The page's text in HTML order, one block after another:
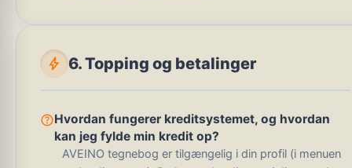
bolt 6. Topping og betalinger
help_outlineHvordan fungerer kreditsystemet, og hvordan
kan jeg fylde min kredit op?
AVEINO tegnebog er tilgængelig i din profil (i menuen